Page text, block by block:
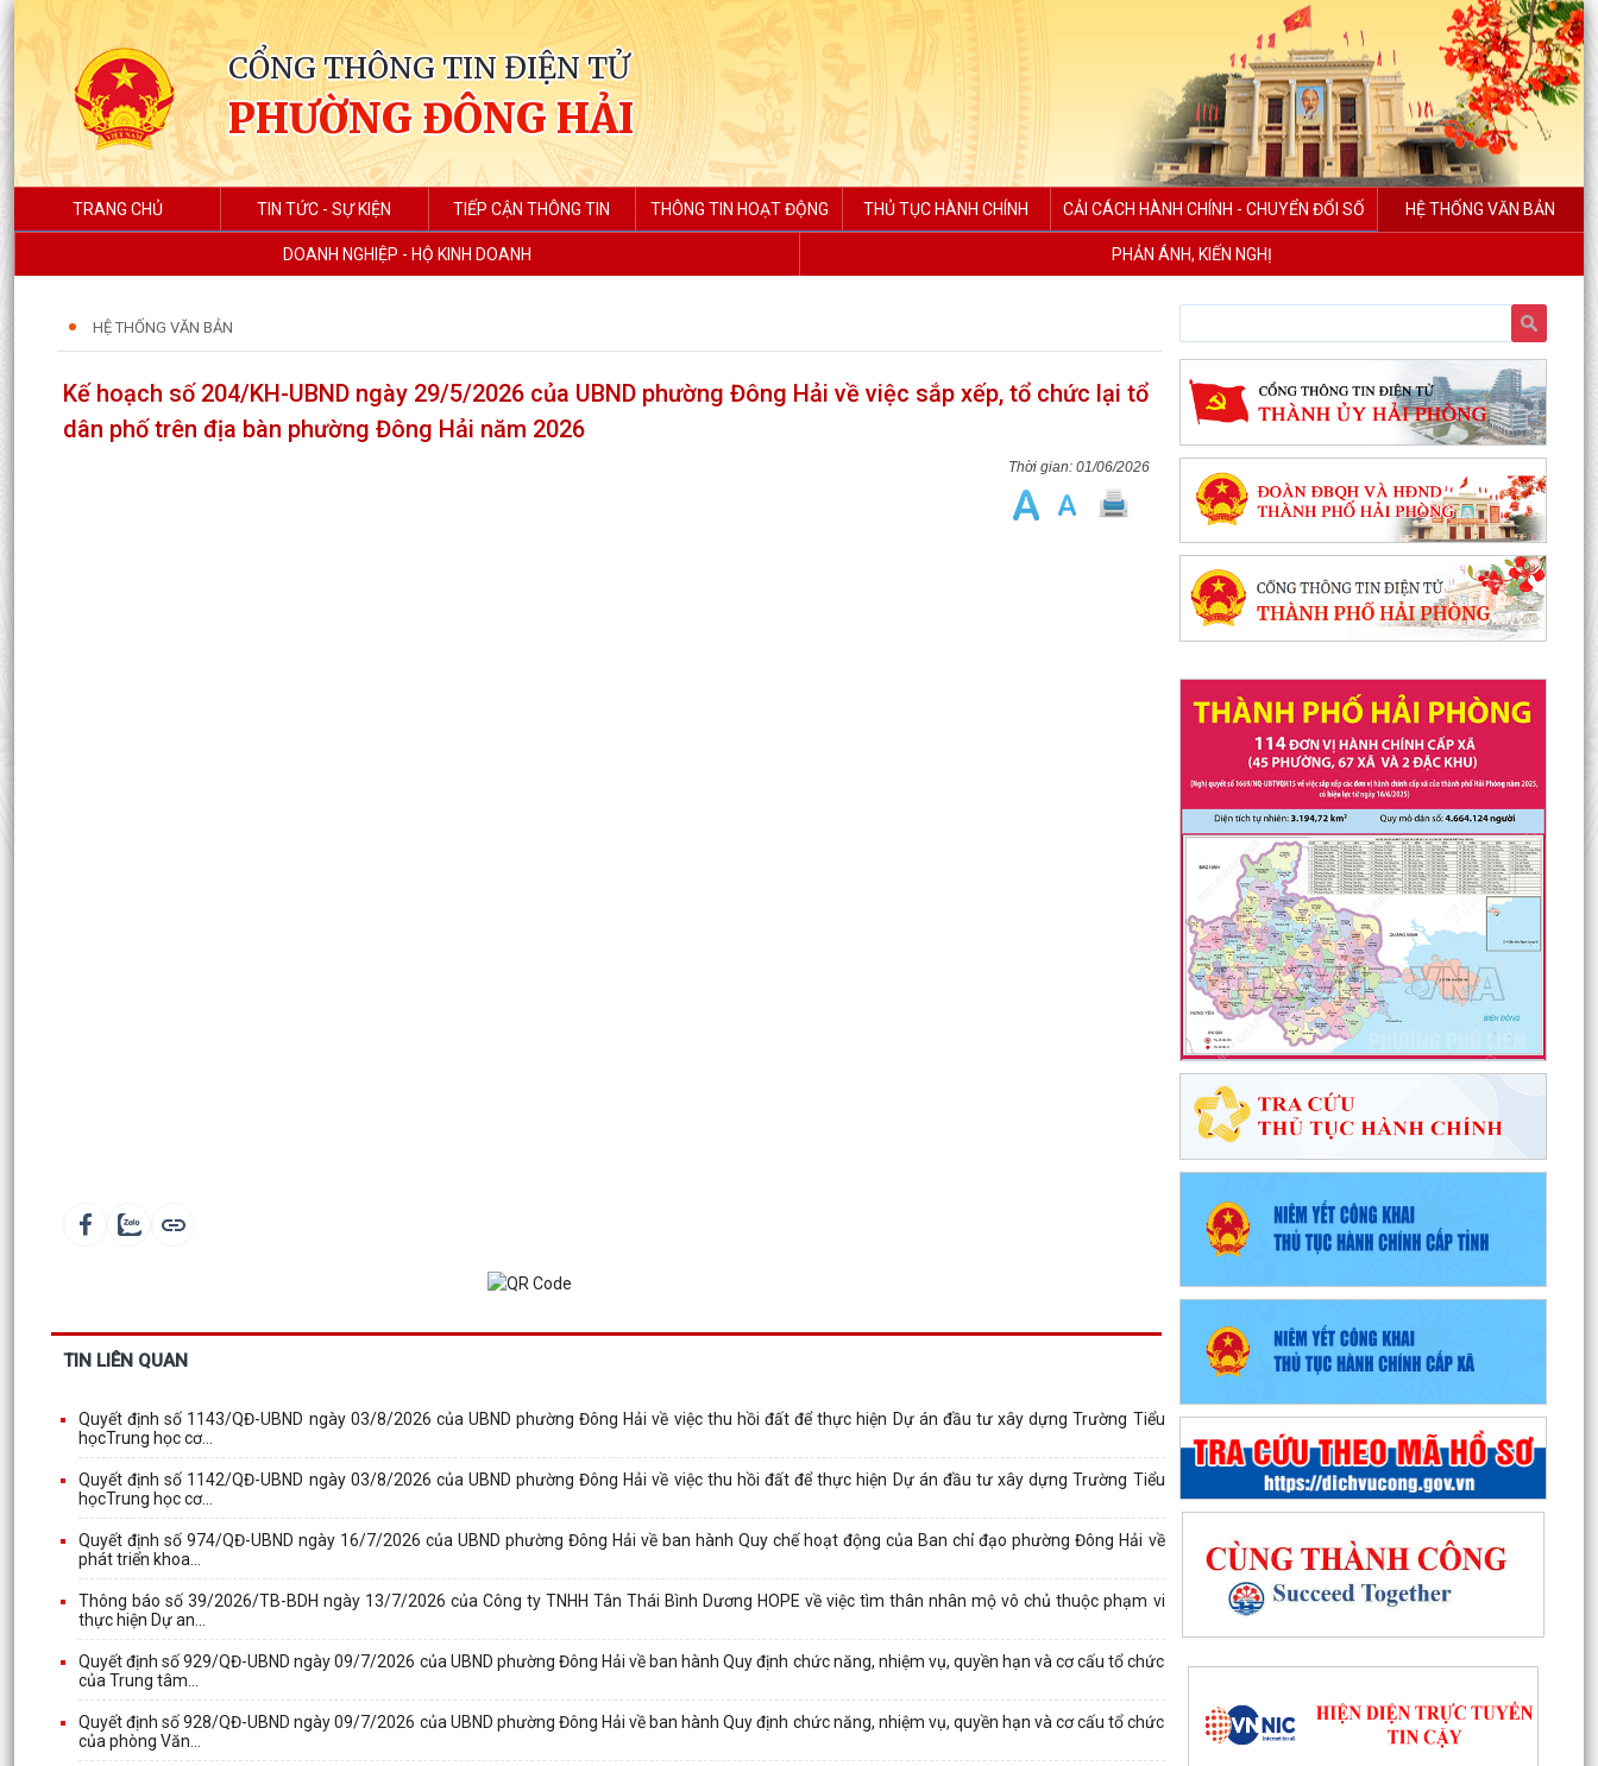
CỔNG THÔNG TIN ĐIỆN TỬ
PHƯỜNG ĐÔNG HẢI
TRANG CHỦ TIN TỨC - SỰ KIỆN TIẾP CẬN THÔNG TIN THÔNG TIN HOẠT ĐỘNG THỦ TỤC HÀNH CHÍNH CẢI CÁCH HÀNH CHÍNH - CHUYỂN ĐỔI SỐ HỆ THỐNG VĂN BẢN
DOANH NGHIỆP - HỘ KINH DOANH PHẢN ÁNH, KIẾN NGHỊ
HỆ THỐNG VĂN BẢN
Kế hoạch số 204/KH-UBND ngày 29/5/2026 của UBND phường Đông Hải về việc sắp xếp, tổ chức lại tổ
dân phố trên địa bàn phường Đông Hải năm 2026
01/06/2026
TIN LIÊN QUAN
Quyết định số 1143/QĐ-UBND ngày 03/8/2026 của UBND phường Đông Hải về việc thu hồi đất để thực hiện Dự án đầu tư xây dựng Trường Tiểu
họcTrung học cơ...
Quyết định số 1142/QĐ-UBND ngày 03/8/2026 của UBND phường Đông Hải về việc thu hồi đất để thực hiện Dự án đầu tư xây dựng Trường Tiểu
họcTrung học cơ...
Quyết định số 974/QĐ-UBND ngày 16/7/2026 của UBND phường Đông Hải về ban hành Quy chế hoạt động của Ban chỉ đạo phường Đông Hải về
phát triển khoa...
Thông báo số 39/2026/TB-BDH ngày 13/7/2026 của Công ty TNHH Tân Thái Bình Dương HOPE về việc tìm thân nhân mộ vô chủ thuộc phạm vi
thực hiện Dự an...
Quyết định số 929/QĐ-UBND ngày 09/7/2026 của UBND phường Đông Hải về ban hành Quy định chức năng, nhiệm vụ, quyền hạn và cơ cấu tổ chức
của Trung tâm...
Quyết định số 928/QĐ-UBND ngày 09/7/2026 của UBND phường Đông Hải về ban hành Quy định chức năng, nhiệm vụ, quyền hạn và cơ cấu tổ chức
của phòng Văn...
Quyết định số 1143/QĐ-UBND ngày 03/8/2026
của UBND phường Đông Hải về việc thu hồi đất
để thực hiện...
Quyết định số 1142/QĐ-UBND ngày 03/8/2026
của UBND phường Đông Hải về việc thu hồi đất